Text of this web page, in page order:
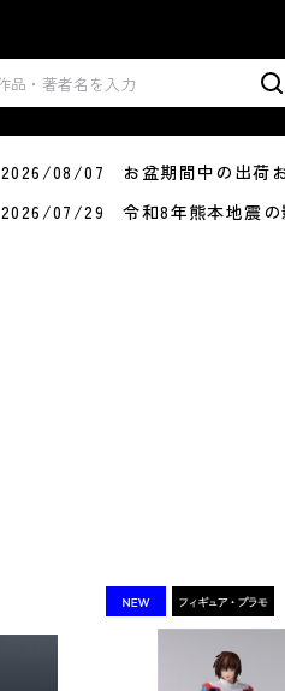
2026/08/07 お盆期間中の出荷
2026/07/29 令和8年熊本地震の